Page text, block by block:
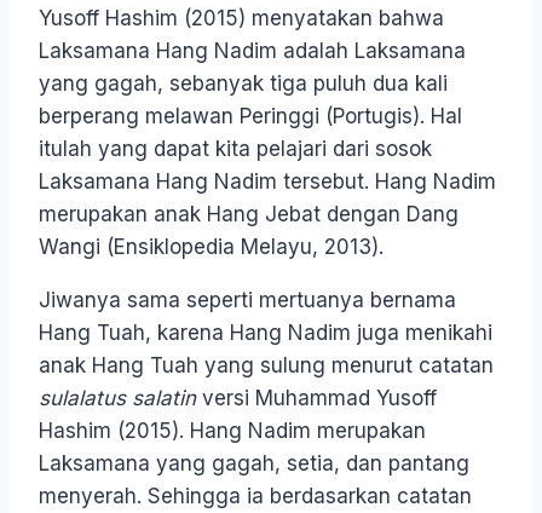
Yusoff Hashim (2015) menyatakan bahwa
Laksamana Hang Nadim adalah Laksamana
yang gagah, sebanyak tiga puluh dua kali
berperang melawan Peringgi (Portugis). Hal
itulah yang dapat kita pelajari dari sosok
Laksamana Hang Nadim tersebut. Hang Nadim
merupakan anak Hang Jebat dengan Dang
Wangi (Ensiklopedia Melayu, 2013).
Jiwanya sama seperti mertuanya bernama
Hang Tuah, karena Hang Nadim juga menikahi
anak Hang Tuah yang sulung menurut catatan
sulalatus salatin versi Muhammad Yusoff
Hashim (2015). Hang Nadim merupakan
Laksamana yang gagah, setia, dan pantang
menyerah. Sehingga ia berdasarkan catatan